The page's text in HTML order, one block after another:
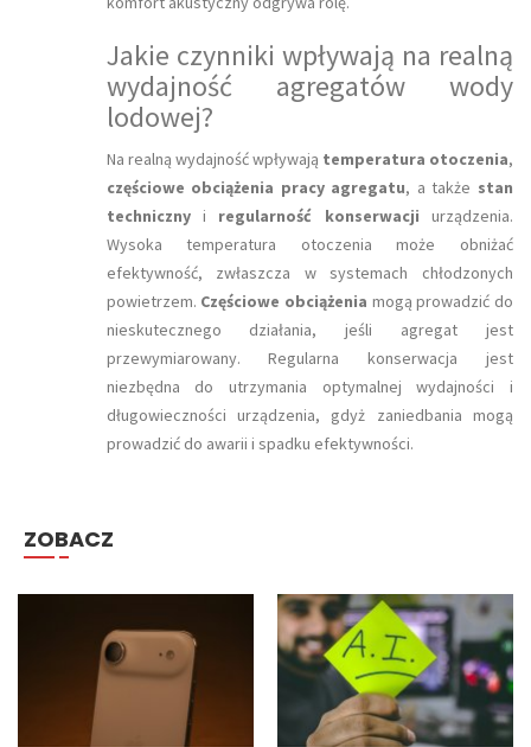
Jakie czynniki wpływają na realną
wydajność agregatów wody
lodowej?
Na realną wydajność wpływają temperatura otoczenia,
częściowe obciążenia pracy agregatu, a także stan
technicznyi regularność konserwacji urządzenia.
Wysoka temperatura otoczenia może obniżać
efektywność, zwłaszcza w systemach chłodzonych
powietrzem. Częściowe obciążenia mogą prowadzić do
nieskutecznego działania, jeśli agregat jest
przewymiarowany. Regularna konserwacja jest
niezbędna do utrzymania optymalnej wydajności i
długowieczności urządzenia, gdyż zaniedbania mogą
prowadzić do awarii i spadku efektywności.
ZOBACZ